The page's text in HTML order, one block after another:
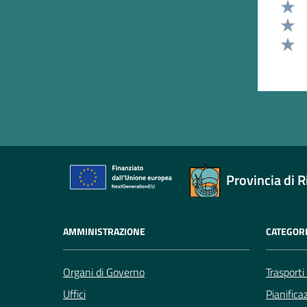
Provincia di
AMMINISTRAZIONE
Organi di Governo
Uffici